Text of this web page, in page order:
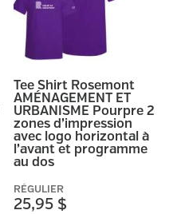
Tee Shirt Rosemont
AMÉNAGEMENT ET
URBANISME Pourpre 2
zones d’impression
avec logo horizontal à
l’avant et programme
au dos
RÉGULIER
25,95 $